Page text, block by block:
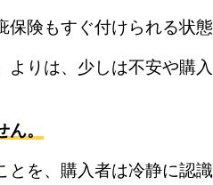
険もすぐ付けられる状
りは、少しは不安や購
。
とを、購入者は冷静に認